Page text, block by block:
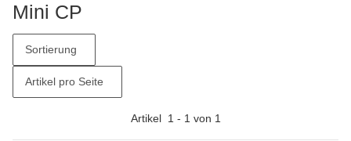
Mini CP
Sortierung
Artikel pro Seite
Artikel 1 - 1 von 1